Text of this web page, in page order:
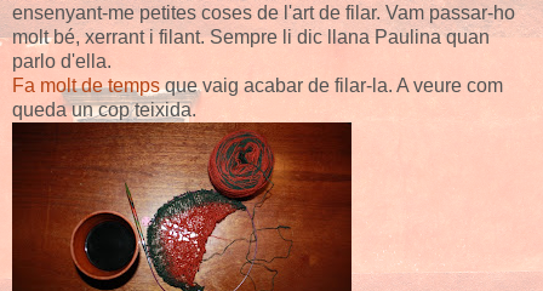
ensenyant-me petites coses de l'art de filar. Vam passar-ho
molt bé, xerrant i filant. Sempre li dic llana Paulina quan
parlo d'ella.
Fa molt de tempsque vaig acabar de filar-la. A veure com
queda un cop teixida.